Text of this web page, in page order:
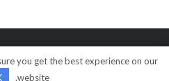
© كل الحقوق
you get the best experience on our
website.